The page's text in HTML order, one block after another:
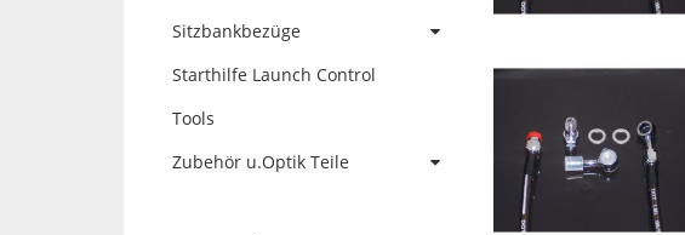
Sitzbankbezüge
Starthilfe Launch Control
Tools
Zubehör u.Optik Teile